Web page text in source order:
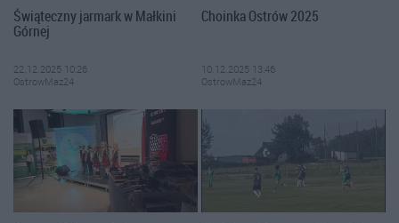
Świąteczny jarmark w Małkini
Górnej
22.12.2025 10:26
OstrowMaz24
Choinka Ostrów 2025
10.12.2025 13:46
OstrowMaz24